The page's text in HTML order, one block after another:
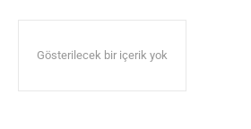
Gösterilecek bir içerik yok